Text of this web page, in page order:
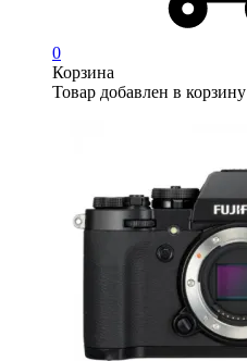
0
Корзина
Товар добавлен в корзину